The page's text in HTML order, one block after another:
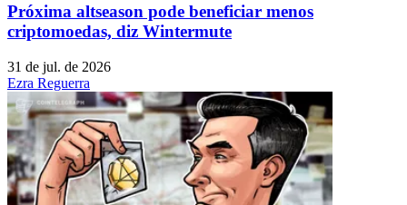
Próxima altseason pode beneficiar menos
criptomoedas, diz Wintermute
31 de jul. de 2026
Ezra Reguerra